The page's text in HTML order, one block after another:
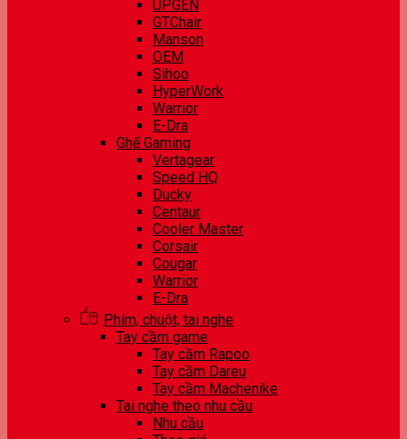
UPGEN
GTChair
Manson
OEM
Sihoo
HyperWork
Warrior
E-Dra
Ghế Gaming
Vertagear
Speed HQ
Ducky
Centaur
Cooler Master
Corsair
Cougar
Warrior
E-Dra
Phím, chuột, tai nghe
Tay cầm game
Tay cầm Rapoo
Tay cầm Dareu
Tay cầm Machenike
Tai nghe theo nhu cầu
Nhu cầu